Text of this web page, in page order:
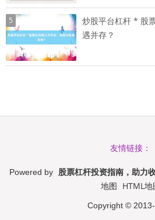
5
炒股平台杠杆 * 股
遇并存？
友情链接：
Powered by 股票杠杆投资指南，助力
地图 HTML地
Copyright ©